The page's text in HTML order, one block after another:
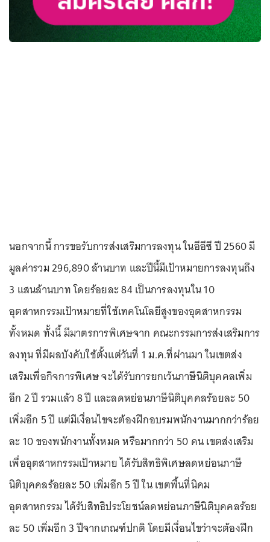
นอกจากนี้ การขอรับการส่งเสริมการลงทุน ในอีอีซี ปี 2560 มี
มูลค่ารวม 296,890 ล้านบาท และปีนี้มีเป้าหมายการลงทุนถึง
3 แสนล้านบาท โดยร้อยละ 84 เป็นการลงทุนใน 10
อุตสาหกรรมเป้าหมายที่ใช้เทคโนโลยีสูงของอุตสาหกรรม
ทั้งหมด ทั้งนี้ มีมาตรการพิเศษจาก คณะกรรมการส่งเสริมการ
ลงทุน ที่มีผลบังคับใช้ตั้งแต่วันที่ 1 ม.ค.ที่ผ่านมา ในเขตส่ง
เสริมเพื่อกิจการพิเศษ จะได้รับการยกเว้นภาษีนิติบุคคลเพิ่ม
อีก 2 ปี รวมแล้ว 8 ปี และลดหย่อนภาษีนิติบุคคลร้อยละ 50
เพิ่มอีก 5 ปี แต่มีเงื่อนไขจะต้องฝึกอบรมพนักงานมากกว่าร้อย
ละ 10 ของพนักงานทั้งหมด หรือมากกว่า 50 คน เขตส่งเสริม
เพื่ออุตสาหกรรมเป้าหมาย ได้รับสิทธิพิเศษลดหย่อนภาษี
นิติบุคคลร้อยละ 50 เพิ่มอีก 5 ปี ใน เขตพื้นที่นิคม
อุตสาหกรรม ได้รับสิทธิประโยชน์ลดหย่อนภาษีนิติบุคคลร้อย
ละ 50 เพิ่มอีก 3 ปีจากเกณฑ์ปกติ โดยมีเงื่อนไขว่าจะต้องฝึก